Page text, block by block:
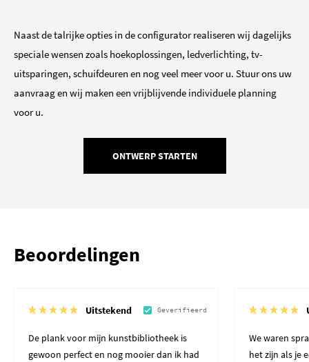
Naast de talrijke opties in de configurator realiseren wij dagelijks
speciale wensen zoals hoekoplossingen, ledverlichting, tv-
uitsparingen, schuifdeuren en nog veel meer voor u. Stuur ons uw
aanvraag en wij maken een vrijblijvende individuele planning
voor u.
ONTWERP STARTEN
Beoordelingen
Uitstekend Geverifieerd
De plank voor mijn kunstbibliotheek is
gewoon perfect en nog mooier dan ik had
We waren
het zijn als je